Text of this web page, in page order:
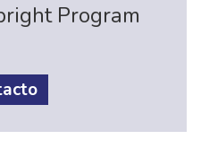
Program